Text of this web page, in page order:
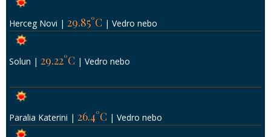
Herceg Novi | 29.85°C | Vedro nebo
Solun | 29.22°C | Vedro nebo
Paralia Katerini | 26.4°C | Vedro nebo